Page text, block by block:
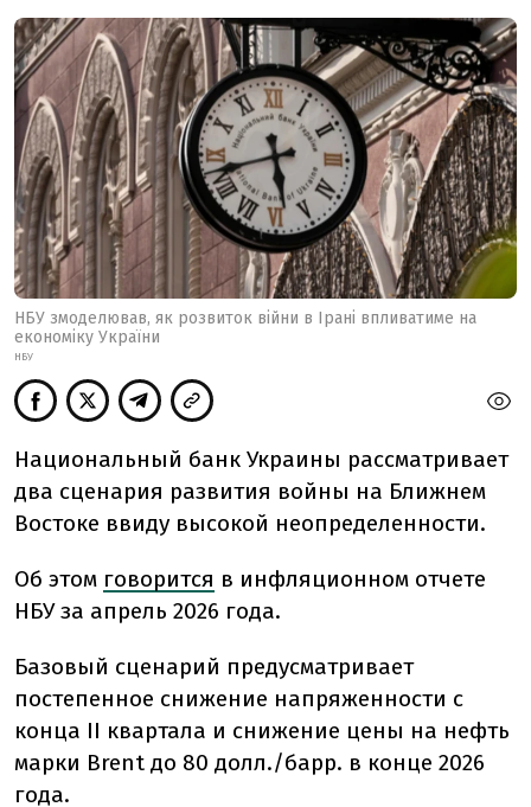
НБУ змоделював, як розвиток війни в Ірані впливатиме на
економіку України
НБУ
Национальный банк Украины рассматривает
два сценария развития войны на Ближнем
Востоке ввиду высокой неопределенности.
Об этом говорится в инфляционном отчете
НБУ за апрель 2026 года.
Базовый сценарий предусматривает
постепенное снижение напряженности с
конца II квартала и снижение цены на нефть
марки Brent до 80 долл./барр. в конце 2026
года.